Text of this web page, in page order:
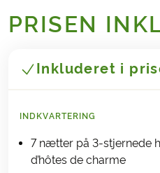
PRISEN
Inkluderet i
INDKVARTERING
7 nætter på 3-stjernede
d’hôtes de charme